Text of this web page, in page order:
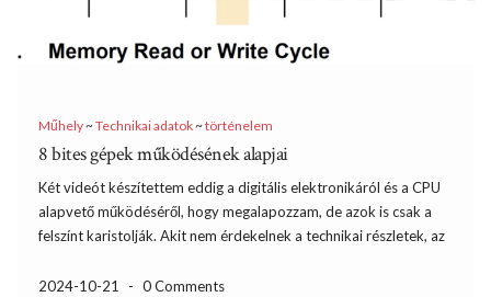
Műhely~Technikai adatok~történelem
8 bites gépek működésének alapjai
Két videót készítettem eddig a digitális elektronikáról és a CPU
alapvető működéséről, hogy megalapozzam, de azok is csak a
felszínt karistolják. Akit nem érdekelnek a technikai részletek, az
felében, de én így szeretek a hobbimmal foglalkozni, […]
2024-10-21 - 0 Comments